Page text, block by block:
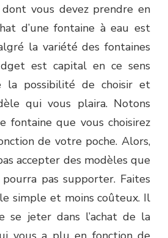
vous devez prendre en
d’une fontaine à eau est
la variété des fontaines
est capital en ce sens
la possibilité de choisir et
qui vous plaira. Notons
fontaine que vous choisirez
de votre poche. Alors,
accepter des modèles que
pas supporter. Faites
simple et moins coûteux. Il
se jeter dans l’achat de la